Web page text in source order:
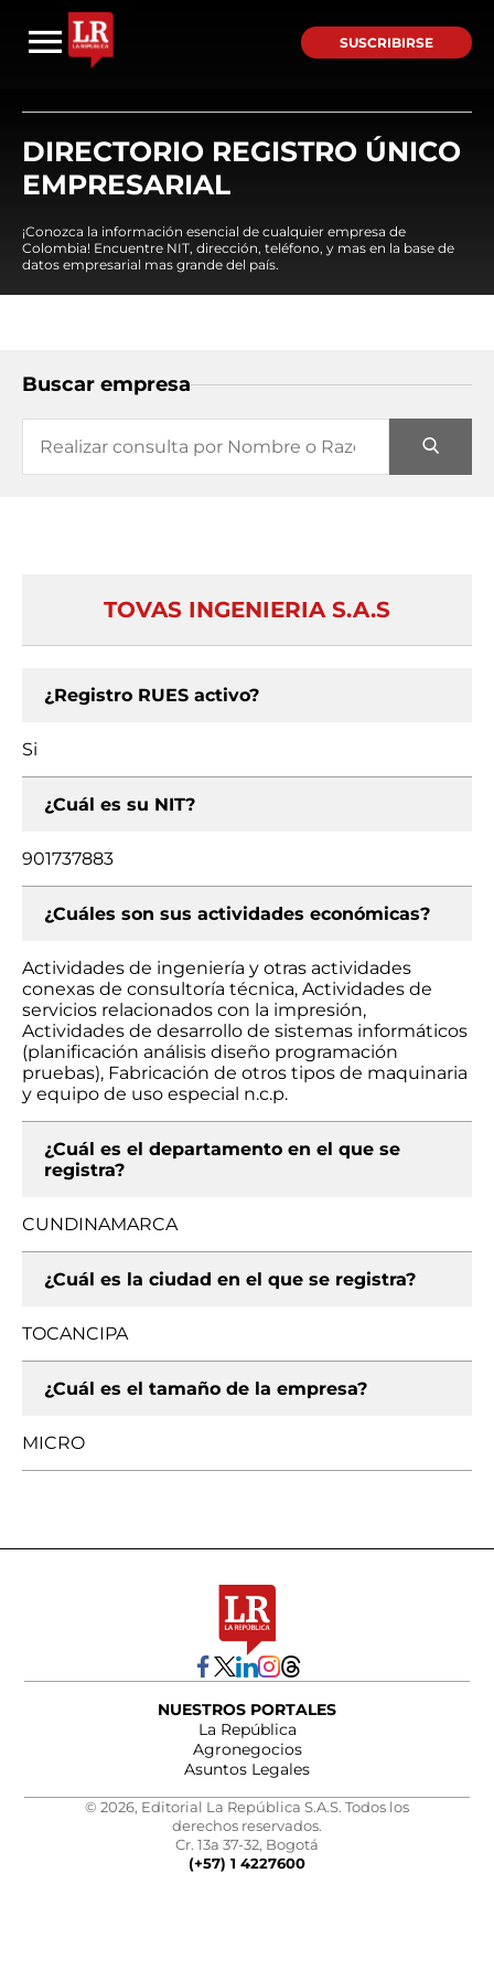
SUSCRIBIRSE
DIRECTORIO REGISTRO ÚNICO
EMPRESARIAL
¡Conozca la información esencial de cualquier empresa de
Colombia! Encuentre NIT, dirección, teléfono, y mas en la base de
datos empresarial mas grande del país.
Buscar empresa
TOVAS INGENIERIA S.A.S
¿Registro RUES activo?
Si
¿Cuál es su NIT?
901737883
¿Cuáles son sus actividades económicas?
Actividades de ingeniería y otras actividades
conexas de consultoría técnica, Actividades de
servicios relacionados con la impresión,
Actividades de desarrollo de sistemas informáticos
(planificación análisis diseño programación
pruebas), Fabricación de otros tipos de maquinaria
y equipo de uso especial n.c.p.
¿Cuál es el departamento en el que se
registra?
CUNDINAMARCA
¿Cuál es la ciudad en el que se registra?
TOCANCIPA
¿Cuál es el tamaño de la empresa?
MICRO
NUESTROS PORTALES
La República
Agronegocios
Asuntos Legales
© 2026, Editorial La República S.A.S. Todos los
derechos reservados.
Cr. 13a 37-32, Bogotá
(+57) 1 4227600